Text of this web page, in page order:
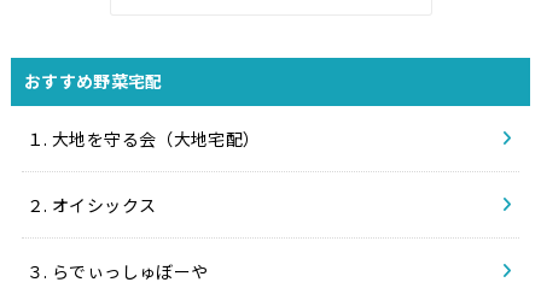
おすすめ野菜宅配
１. 大地を守る会（大地宅配）
２. オイシックス
３. らでぃっしゅぼーや